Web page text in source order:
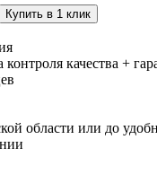
Купить в 1 клик
качества +
области или до